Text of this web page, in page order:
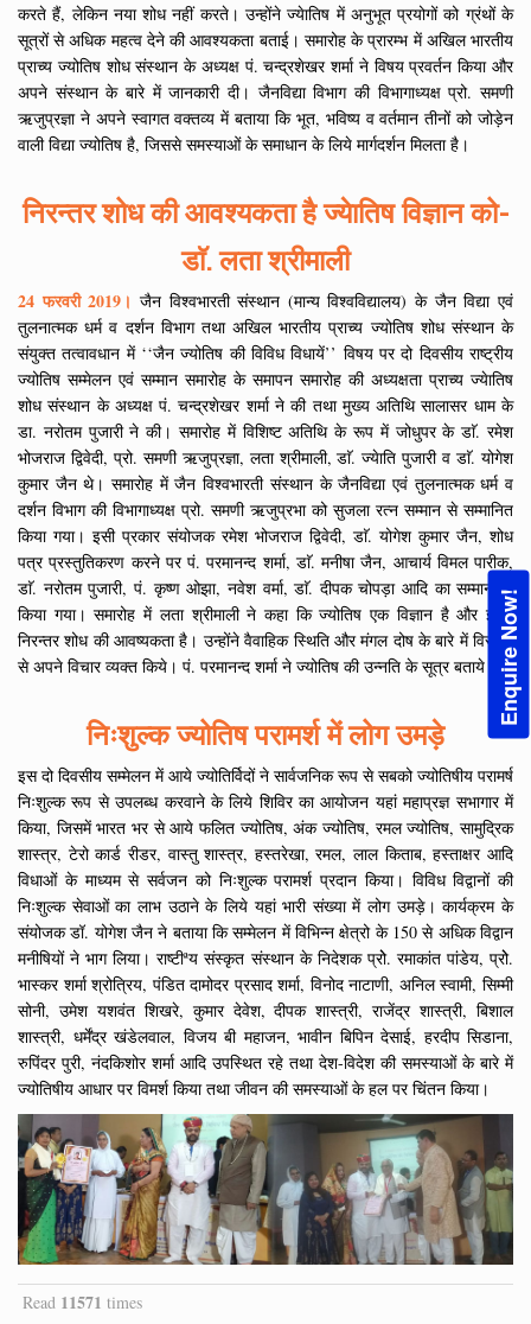
Enquire Now!
करते हैं, लेकिन नया शोध नहीं करते। उन्होंने ज्येातिष में अनुभूत प्रयोगों को ग्रंथों के
सूत्रों से अधिक महत्व देने की आवश्यकता बताई। समारोह के प्रारम्भ में अखिल भारतीय
प्राच्य ज्योतिष शोध संस्थान के अध्यक्ष पं. चन्द्रशेखर शर्मा ने विषय प्रवर्तन किया और
अपने संस्थान के बारे में जानकारी दी। जैनविद्या विभाग की विभागाध्यक्ष प्रो. समणी
ऋजुप्रज्ञा ने अपने स्वागत वक्तव्य में बताया कि भूत, भविष्य व वर्तमान तीनों को जोड़ेन
वाली विद्या ज्योतिष है, जिससे समस्याओं के समाधान के लिये मार्गदर्शन मिलता है।
निरन्तर शोध की आवश्यकता है ज्येातिष विज्ञान को-
डाॅ. लता श्रीमाली
24 फरवरी 2019। जैन विश्वभारती संस्थान (मान्य विश्वविद्यालय) के जैन विद्या एवं
तुलनात्मक धर्म व दर्शन विभाग तथा अखिल भारतीय प्राच्य ज्योतिष शोध संस्थान के
संयुक्त तत्वावधान में ‘‘जैन ज्योतिष की विविध विधायें’’ विषय पर दो दिवसीय राष्ट्रीय
ज्योतिष सम्मेलन एवं सम्मान समारोह के समापन समारोह की अध्यक्षता प्राच्य ज्येातिष
शोध संस्थान के अध्यक्ष पं. चन्द्रशेखर शर्मा ने की तथा मुख्य अतिथि सालासर धाम के
डा. नरोतम पुजारी ने की। समारोह में विशिष्ट अतिथि के रूप में जोधुपर के डाॅ. रमेश
भोजराज द्विवेदी, प्रो. समणी ऋजुप्रज्ञा, लता श्रीमाली, डाॅ. ज्येाति पुजारी व डाॅ. योगेश
कुमार जैन थे। समारोह में जैन विश्वभारती संस्थान के जैनविद्या एवं तुलनात्मक धर्म व
दर्शन विभाग की विभागाध्यक्ष प्रो. समणी ऋजुप्रभा को सुजला रत्न सम्मान से सम्मानित
किया गया। इसी प्रकार संयोजक रमेश भोजराज द्विवेदी, डाॅ. योगेश कुमार जैन, शोध
पत्र प्रस्तुतिकरण करने पर पं. परमानन्द शर्मा, डाॅ. मनीषा जैन, आचार्य विमल पारीक,
डाॅ. नरोतम पुजारी, पं. कृष्ण ओझा, नवेश वर्मा, डाॅ. दीपक चोपड़ा आदि का सम्मान भी
किया गया। समारोह में लता श्रीमाली ने कहा कि ज्योतिष एक विज्ञान है और इसमें
निरन्तर शोध की आवष्यकता है। उन्होंने वैवाहिक स्थिति और मंगल दोष के बारे में विस्तार
से अपने विचार व्यक्त किये। पं. परमानन्द शर्मा ने ज्योतिष की उन्नति के सूत्र बताये।
निःशुल्क ज्योतिष परामर्श में लोग उमड़े
इस दो दिवसीय सम्मेलन में आये ज्योतिर्विदों ने सार्वजनिक रूप से सबको ज्योतिषीय परामर्ष
निःशुल्क रूप से उपलब्ध करवाने के लिये शिविर का आयोजन यहां महाप्रज्ञ सभागार में
किया, जिसमें भारत भर से आये फलित ज्योतिष, अंक ज्योतिष, रमल ज्योतिष, सामुद्रिक
शास्त्र, टेरो कार्ड रीडर, वास्तु शास्त्र, हस्तरेखा, रमल, लाल किताब, हस्ताक्षर आदि
विधाओं के माध्यम से सर्वजन को निःशुल्क परामर्श प्रदान किया। विविध विद्वानों की
निःशुल्क सेवाओं का लाभ उठाने के लिये यहां भारी संख्या में लोग उमड़े। कार्यक्रम के
संयोजक डॉ. योगेश जैन ने बताया कि सम्मेलन में विभिन्न क्षेत्रो के 150 से अधिक विद्वान
मनीषियों ने भाग लिया। राष्टीªय संस्कृत संस्थान के निदेशक प्रोे. रमाकांत पांडेय, प्रोे.
भास्कर शर्मा श्रोत्रिय, पंडित दामोदर प्रसाद शर्मा, विनोद नाटाणी, अनिल स्वामी, सिम्मी
सोनी, उमेश यशवंत शिखरे, कुमार देवेश, दीपक शास्त्री, राजेंद्र शास्त्री, बिशाल
शास्त्री, धर्मेंद्र खंडेलवाल, विजय बी महाजन, भावीन बिपिन देसाई, हरदीप सिडाना,
रुपिंदर पुरी, नंदकिशोर शर्मा आदि उपस्थित रहे तथा देश-विदेश की समस्याओं के बारे में
ज्योतिषीय आधार पर विमर्श किया तथा जीवन की समस्याओं के हल पर चिंतन किया।
Read 11571 times